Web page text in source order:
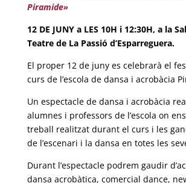
Piramide»
12 DE JUNY a LES 10H i 12:30H, a la
Teatre de La Passió d’Esparreguera.
El proper 12 de juny es celebrarà el
curs de l’escola de dansa i acrobàcia
Un espectacle de dansa i acrobàcia
alumnes i professors de l’escola on
treball realitzat durant el curs i les
de l’escenari i la dansa en totes les
Durant l’espectacle podrem gaudir
dansa acrobàtica, comercial dance,